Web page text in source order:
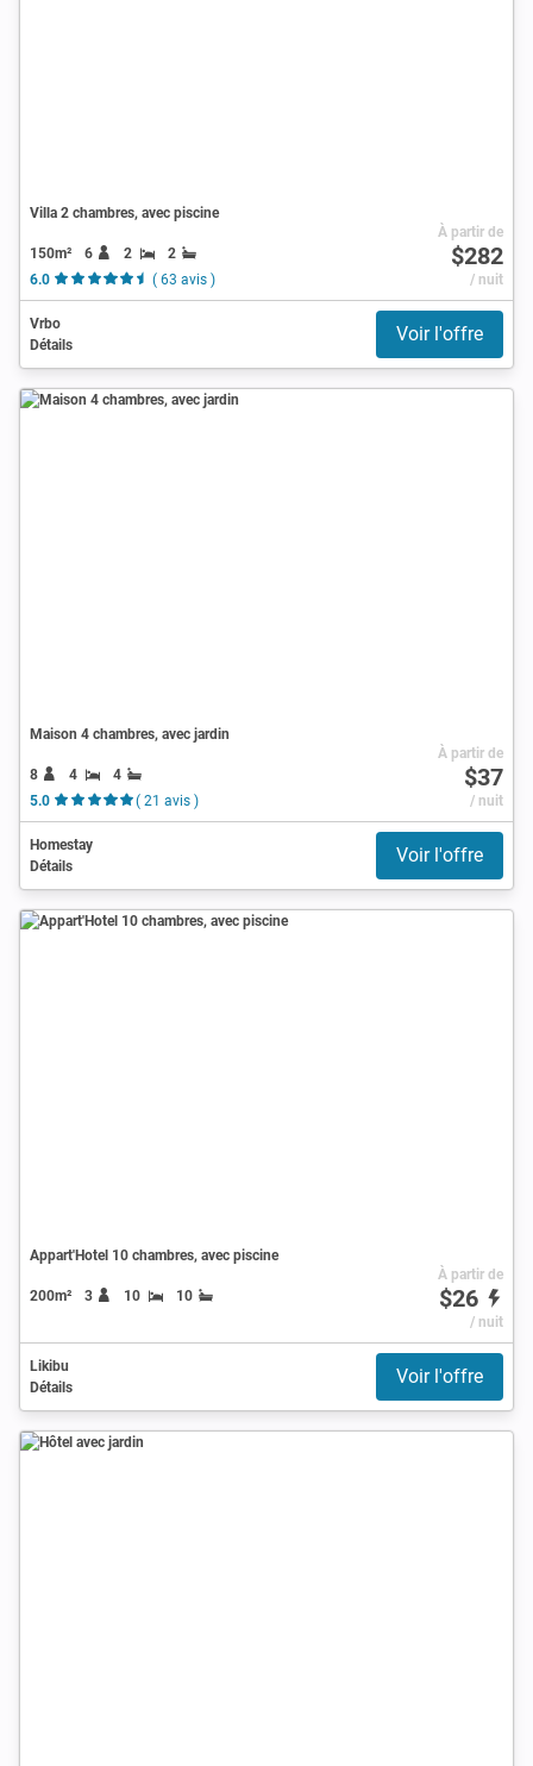
Villa 2 chambres, avec piscine
150m² 6 2
2
6.0
( 63 avis )
À partir de
$282
/ nuit
Vrbo
Détails
Voir l'offre
Maison 4 chambres, avec jardin
8 4
4
5.0
( 21 avis )
À partir de
$37
/ nuit
Homestay
Détails
Voir l'offre
Appart'Hotel 10 chambres, avec piscine
200m² 3 10 10
À partir de
$26
/ nuit
Likibu
Détails
Voir l'offre